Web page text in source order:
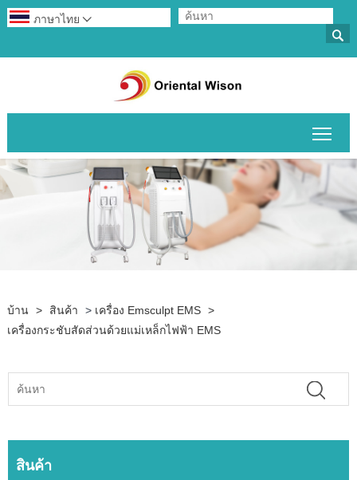

ภาษาไทย 
บ้าน > สินค้า > เครื่อง Emsculpt EMS >
เครื่องกระชับสัดส่วนด้วยแม่เหล็กไฟฟ้า EMS
สินค้า